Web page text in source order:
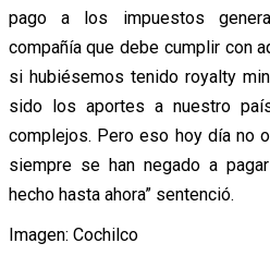
pago a los impuestos
compañía que debe cumplir con
si hubiésemos tenido royalty
sido los aportes a nuestro
complejos. Pero eso hoy día no
siempre se han negado a
hecho hasta ahora” sentenció.
Imagen: Cochilco